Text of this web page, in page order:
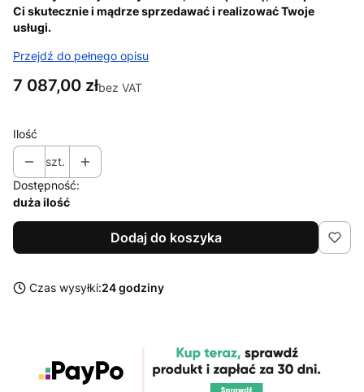
Ci skutecznie i mądrze sprzedawać i realizować Twoje
usługi.
Przejdź do pełnego opisu
Cena
7 087,00 złbez VAT
Ilość
szt.
Dostępność:
duża ilość
Dodaj do koszyka
Czas wysyłki:24 godziny